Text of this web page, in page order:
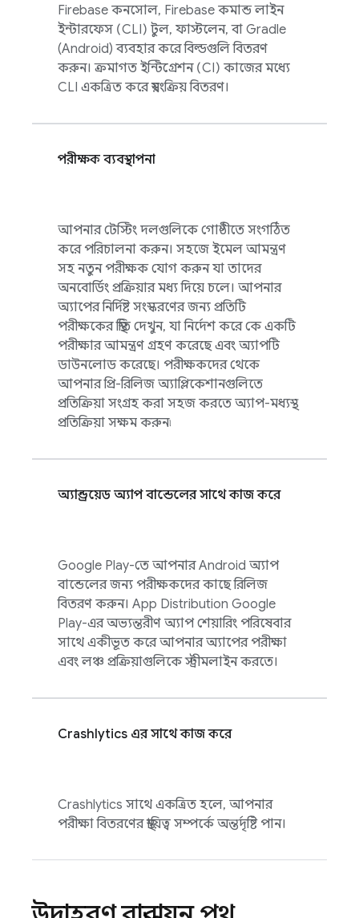
Firebase কনসোল, Firebase কমান্ড লাইন
ইন্টারফেস (CLI) টুল, ফাস্টলেন, বা Gradle
(Android) ব্যবহার করে বিল্ডগুলি বিতরণ
করুন। ক্রমাগত ইন্টিগ্রেশন (CI) কাজের মধ্যে
CLI একত্রিত করে স্বয়ংক্রিয় বিতরণ।
পরীক্ষক ব্যবস্থাপনা
আপনার টেস্টিং দলগুলিকে গোষ্ঠীতে সংগঠিত
করে পরিচালনা করুন। সহজে ইমেল আমন্ত্রণ
সহ নতুন পরীক্ষক যোগ করুন যা তাদের
অনবোর্ডিং প্রক্রিয়ার মধ্য দিয়ে চলে। আপনার
অ্যাপের নির্দিষ্ট সংস্করণের জন্য প্রতিটি
পরীক্ষকের স্থিতি দেখুন, যা নির্দেশ করে কে একটি
পরীক্ষার আমন্ত্রণ গ্রহণ করেছে এবং অ্যাপটি
ডাউনলোড করেছে। পরীক্ষকদের থেকে
আপনার প্রি-রিলিজ অ্যাপ্লিকেশানগুলিতে
প্রতিক্রিয়া সংগ্রহ করা সহজ করতে অ্যাপ-মধ্যস্থ
প্রতিক্রিয়া সক্ষম করুন৷
অ্যান্ড্রয়েড অ্যাপ বান্ডেলের সাথে কাজ করে
Google Play-তে আপনার Android অ্যাপ
বান্ডেলের জন্য পরীক্ষকদের কাছে রিলিজ
বিতরণ করুন। App Distribution Google
Play-এর অভ্যন্তরীণ অ্যাপ শেয়ারিং পরিষেবার
সাথে একীভূত করে আপনার অ্যাপের পরীক্ষা
এবং লঞ্চ প্রক্রিয়াগুলিকে স্ট্রীমলাইন করতে।
Crashlytics এর সাথে কাজ করে
Crashlytics সাথে একত্রিত হলে, আপনার
পরীক্ষা বিতরণের স্থায়িত্ব সম্পর্কে অন্তর্দৃষ্টি পান।